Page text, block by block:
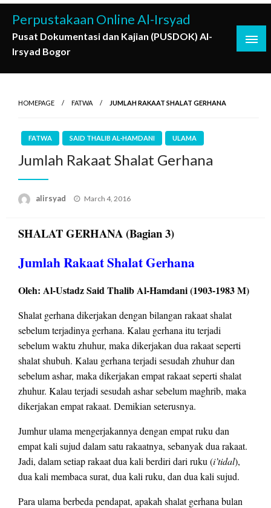
Skip
content
Perpustakaan Online Al-Irsyad
Pusat Dokumentasi dan Kajian (PUSDOK) Al-
Irsyad Bogor
HOMEPAGE FATWA JUMLAH RAKAAT SHALAT GERHANA
FATWA SAID THALIB AL-HAMDANI ULAMA
Jumlah Rakaat Shalat Gerhana
alirsyad
Posted
March 4, 2016
SHALAT GERHANA (Bagian 3)
Jumlah Rakaat Shalat Gerhana
Oleh: Al-Ustadz Said Thalib Al-Hamdani (1903-1983 M)
Shalat gerhana dikerjakan dengan bilangan rakaat shalat
sebelum terjadinya gerhana. Kalau gerhana itu terjadi
sebelum waktu zhuhur, maka dikerjakan dua rakaat seperti
shalat shubuh. Kalau gerhana terjadi sesudah zhuhur dan
sebelum ashar, maka dikerjakan empat rakaat seperti shalat
zhuhur. Kalau terjadi sesudah ashar sebelum maghrib, maka
dikerjakan empat rakaat. Demikian seterusnya.
Jumhur ulama mengerjakannya dengan empat ruku dan
empat kali sujud dalam satu rakaatnya, sebanyak dua rakaat.
Jadi, dalam setiap rakaat dua kali berdiri dari ruku (i’tidal),
dua kali membaca surat, dua kali ruku, dan dua kali sujud.
Para ulama berbeda pendapat, apakah shalat gerhana bulan